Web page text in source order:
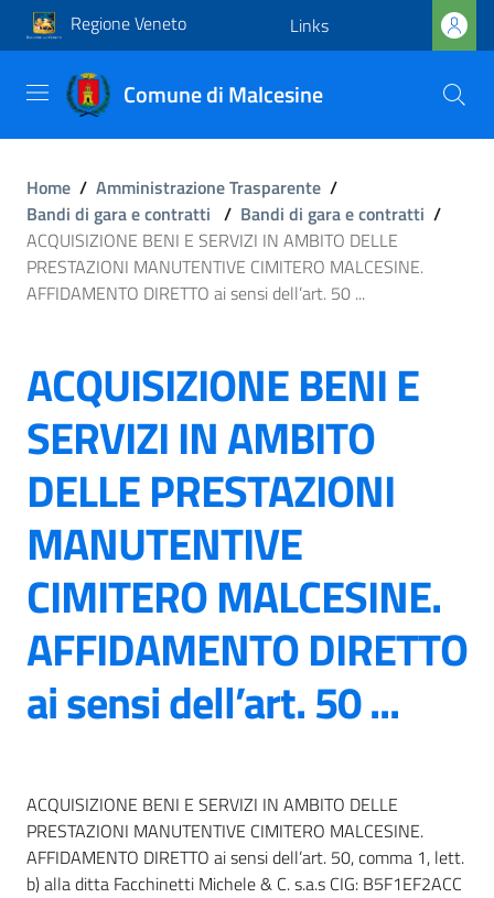
Regione Veneto Links
Comune di Malcesine
Home / Amministrazione Trasparente /
Bandi di gara e contratti / Bandi di gara e contratti /
ACQUISIZIONE BENI E SERVIZI IN AMBITO DELLE
PRESTAZIONI MANUTENTIVE CIMITERO MALCESINE.
AFFIDAMENTO DIRETTO ai sensi dell’art. 50 ...
ACQUISIZIONE BENI E
SERVIZI IN AMBITO
DELLE PRESTAZIONI
MANUTENTIVE
CIMITERO MALCESINE.
AFFIDAMENTO DIRETTO
ai sensi dell’art. 50 ...
ACQUISIZIONE BENI E SERVIZI IN AMBITO DELLE
PRESTAZIONI MANUTENTIVE CIMITERO MALCESINE.
AFFIDAMENTO DIRETTO ai sensi dell’art. 50, comma 1, lett.
b) alla ditta Facchinetti Michele & C. s.a.s CIG: B5F1EF2ACC